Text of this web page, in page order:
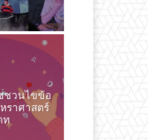
ชวนไขข้อ
ราศาสตร์
ท